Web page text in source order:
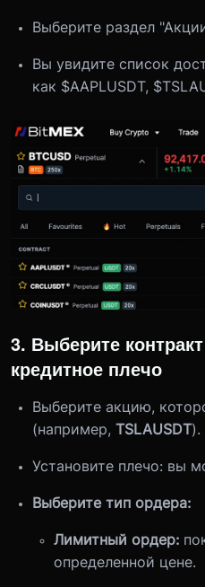
Выберите раздел
Вы увидите список
как $AAPLUSDT,
3. Выберите
кредитное плечо
Выберите акцию,
(например, TSLAUSDT).
Установите плечо: вы
Выберите тип ордера:
Лимитный ордер:
определенной цене.